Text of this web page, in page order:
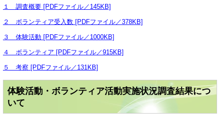
１ 調査概要 [PDFファイル／145KB]
２ ボランティア受入数 [PDFファイル／378KB]
３ 体験活動 [PDFファイル／1000KB]
４ ボランティア [PDFファイル／915KB]
５ 考察 [PDFファイル／131KB]
体験活動・ボランティア活動実施状況調査結果につ
いて